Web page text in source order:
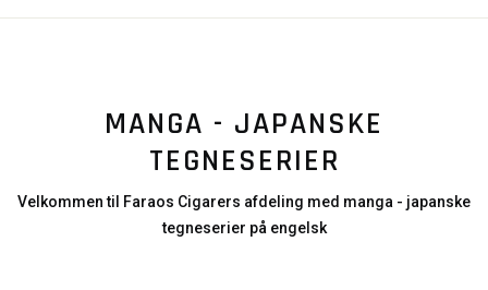
MANGA - JAPANSKE
TEGNESERIER
Velkommen til Faraos Cigarers afdeling med manga - japanske
tegneserier på engelsk